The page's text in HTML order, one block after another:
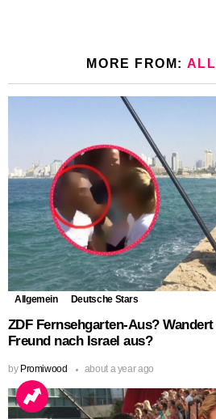
MORE FROM:
Allgemein Deutsche Stars
ZDF Fernsehgarten-Aus?
Freund nach Israel aus?
by Promiwood about a year ago